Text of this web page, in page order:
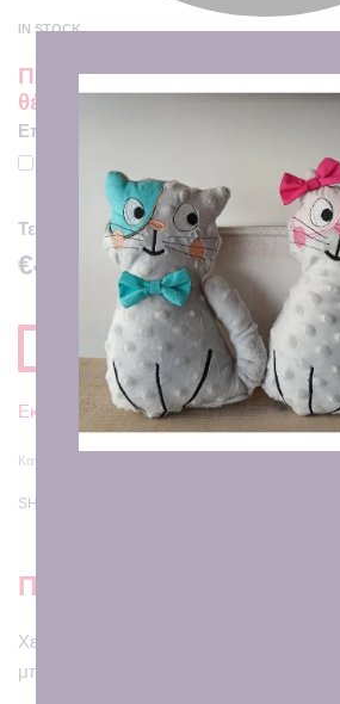
IN STOCK
Πληκτρολογήστε τα
θέλετε να κεντηθούν.
Επιθυμώ και κουφέτα ως
Τελική Τιμή
€4.00
Προσθηκη στο
Εκτιμώμενη Παράδοση σε 7 - 8
Κατηγορία:
SHARE
Περιγραφή
Χειροποίητο κεντημένο μπρελόκ ουράνιο
μπομπονιέρα ή δωράκι!